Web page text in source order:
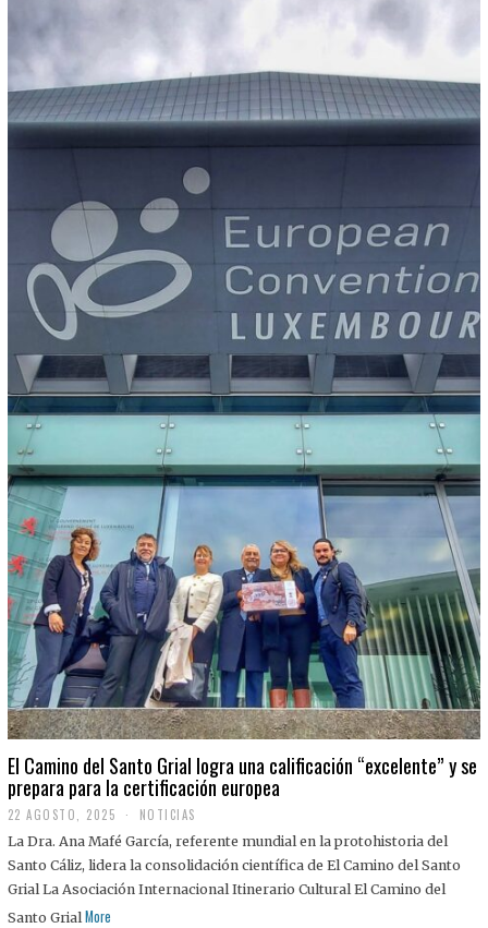
El Camino del Santo Grial logra una calificación “excelente” y se
prepara para la certificación europea
22 AGOSTO, 2025
2
A
G
O
S
NOTICIAS
La Dra. Ana Mafé García, referente mundial en la protohistoria del
Santo Cáliz, lidera la consolidación científica de El Camino del Santo
Grial La Asociación Internacional Itinerario Cultural El Camino del
Santo Grial More